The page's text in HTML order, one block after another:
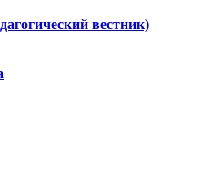
вестник)